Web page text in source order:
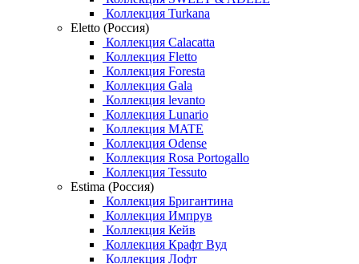
Коллекция Turkana
Eletto (Россия)
Коллекция Calacatta
Коллекция Fletto
Коллекция Foresta
Коллекция Gala
Коллекция levanto
Коллекция Lunario
Коллекция MATE
Коллекция Odense
Коллекция Rosa Portogallo
Коллекция Tessuto
Estima (Россия)
Коллекция Бригантина
Коллекция Импрув
Коллекция Кейв
Коллекция Крафт Вуд
Коллекция Лофт